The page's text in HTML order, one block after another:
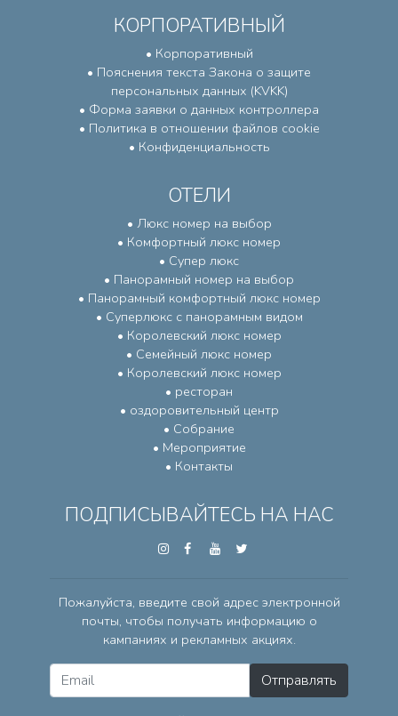
КОРПОРАТИВНЫЙ
• Корпоративный
• Пояснения текста Закона о защите
персональных данных (KVKK)
• Форма заявки о данных контроллера
• Политика в отношении файлов cookie
• Конфиденциальность
ОТЕЛИ
• Люкс номер на выбор
• Комфортный люкс номер
• Супер люкс
• Панорамный номер на выбор
• Панорамный комфортный люкс номер
• Суперлюкс с панорамным видом
• Королевский люкс номер
• Семейный люкс номер
• Королевский люкс номер
• ресторан
• оздоровительный центр
• Собрание
• Мероприятие
• Контакты
ПОДПИСЫВАЙТЕСЬ НА НАС
Пожалуйста, введите свой адрес электронной
почты, чтобы получать информацию о
кампаниях и рекламных акциях.
Отправлять